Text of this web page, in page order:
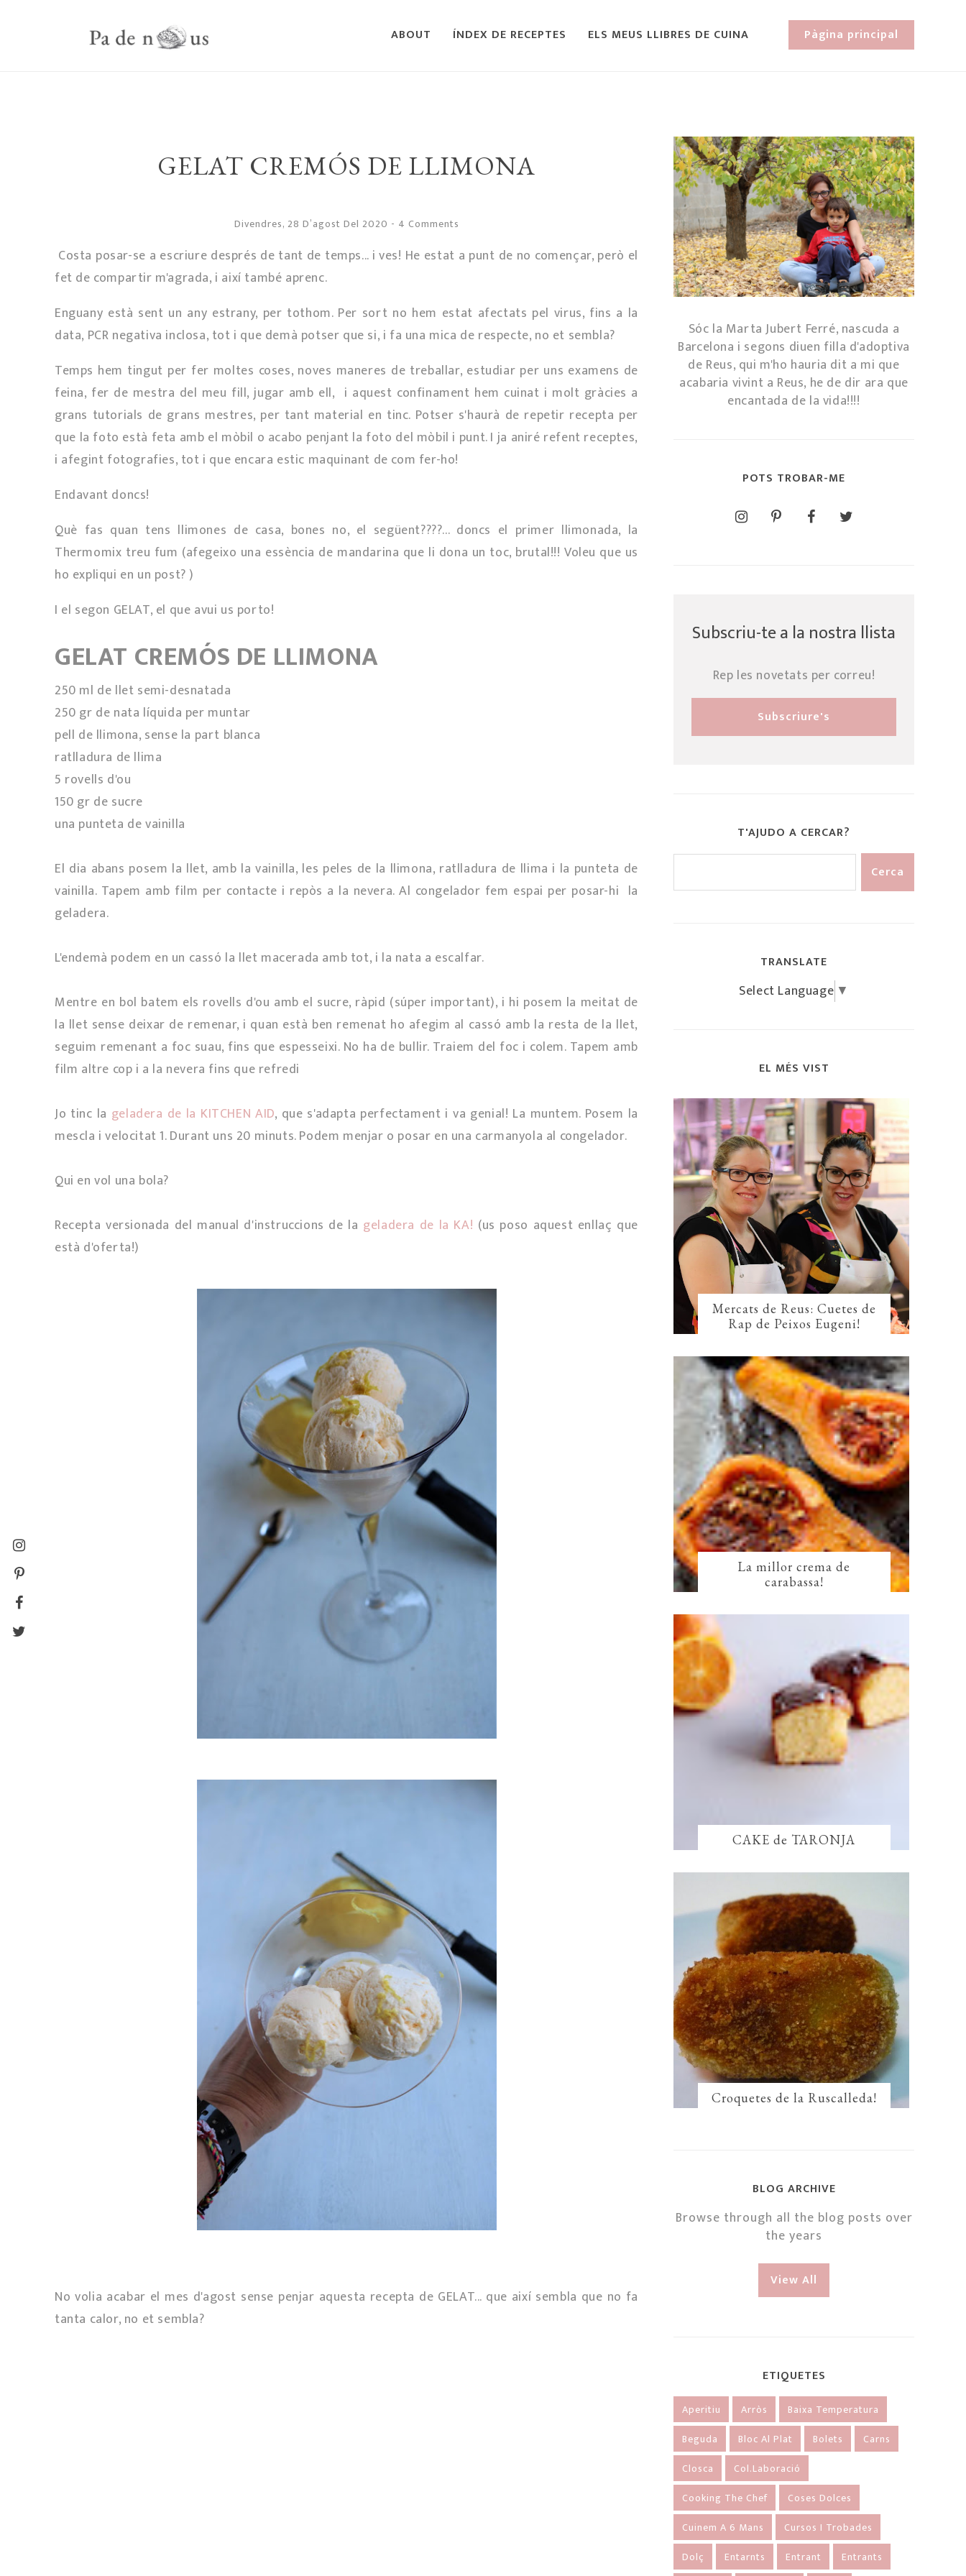
ABOUT ÍNDEX DE RECEPTES ELS MEUS LLIBRES DE CUINA Pàgina principal
GELAT CREMÓS DE LLIMONA
Divendres, 28 D’agost Del 2020 - 4 Comments
Costa posar-se a escriure després de tant de temps... i ves! He estat a punt de no començar, però el
fet de compartir m'agrada, i així també aprenc.
Enguany està sent un any estrany, per tothom. Per sort no hem estat afectats pel virus, fins a la
data, PCR negativa inclosa, tot i que demà potser que si, i fa una mica de respecte, no et sembla?
Temps hem tingut per fer moltes coses, noves maneres de treballar, estudiar per uns examens de
feina, fer de mestra del meu fill, jugar amb ell, i aquest confinament hem cuinat i molt gràcies a
grans tutorials de grans mestres, per tant material en tinc. Potser s'haurà de repetir recepta per
que la foto està feta amb el mòbil o acabo penjant la foto del mòbil i punt. I ja aniré refent receptes,
i afegint fotografies, tot i que encara estic maquinant de com fer-ho!
Endavant doncs!
Què fas quan tens llimones de casa, bones no, el següent????... doncs el primer llimonada, la
Thermomix treu fum (afegeixo una essència de mandarina que li dona un toc, brutal!!! Voleu que us
ho expliqui en un post? )
I el segon GELAT, el que avui us porto!
GELAT CREMÓS DE LLIMONA
250 ml de llet semi-desnatada
250 gr de nata líquida per muntar
pell de llimona, sense la part blanca
ratlladura de llima
5 rovells d'ou
150 gr de sucre
una punteta de vainilla
El dia abans posem la llet, amb la vainilla, les peles de la llimona, ratlladura de llima i la punteta de
vainilla. Tapem amb film per contacte i repòs a la nevera. Al congelador fem espai per posar-hi la
geladera.
L'endemà podem en un cassó la llet macerada amb tot, i la nata a escalfar.
Mentre en bol batem els rovells d'ou amb el sucre, ràpid (súper important), i hi posem la meitat de
la llet sense deixar de remenar, i quan està ben remenat ho afegim al cassó amb la resta de la llet,
seguim remenant a foc suau, fins que espesseixi. No ha de bullir. Traiem del foc i colem. Tapem amb
film altre cop i a la nevera fins que refredi
Jo tinc la geladera de la KITCHEN AID, que s'adapta perfectament i va genial! La muntem. Posem la
mescla i velocitat 1. Durant uns 20 minuts. Podem menjar o posar en una carmanyola al congelador.
Qui en vol una bola?
Recepta versionada del manual d'instruccions de la geladera de la KA! (us poso aquest enllaç que
està d'oferta!)
No volia acabar el mes d'agost sense penjar aquesta recepta de GELAT... que així sembla que no fa
tanta calor, no et sembla?
Sóc la Marta Jubert Ferré, nascuda a
Barcelona i segons diuen filla d'adoptiva
de Reus, qui m'ho hauria dit a mi que
acabaria vivint a Reus, he de dir ara que
encantada de la vida!!!!
POTS TROBAR-ME
Subscriu-te a la nostra llista
Rep les novetats per correu!
T'AJUDO A CERCAR?
TRANSLATE
Select Language ▼
EL MÉS VIST
Mercats de Reus: Cuetes de
Rap de Peixos Eugeni!
La millor crema de
carabassa!
CAKE de TARONJA
Croquetes de la Ruscalleda!
BLOG ARCHIVE
Browse through all the blog posts over
the years
View All
ETIQUETES
Aperitiu Arròs
Baixa Temperatura
Beguda
Bloc Al Plat Bolets
Carns
Closca
Col.laboració
Cooking The Chef
Coses Dolces
Cuinem A 6 Mans
Cursos I Trobades
Dolç
Entarnts Entrant Entrants